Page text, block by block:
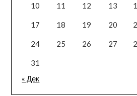
10 11 12 13
17 18 19 20
24 25 26 27
31
« Дек